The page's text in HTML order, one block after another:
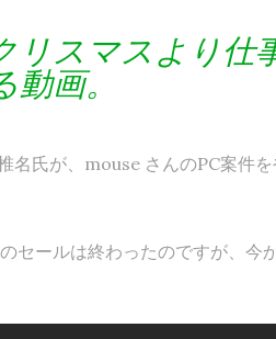
リスマスより仕
画。
名氏が、mouse さんのPC案件
セールは終わったのですが、今